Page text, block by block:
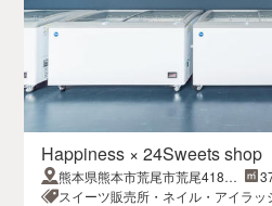
Happiness × 24Sweets shop
熊本県熊本市荒尾市荒尾4186-
1
スイーツ販売所・ネイル・アイラッ